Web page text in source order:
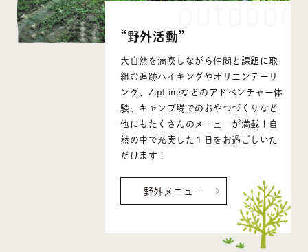
“野外活動”
大自然を満喫しながら仲間と課題に取
組む追跡ハイキングやオリエンテーリ
ング、ZipLineなどのアドベンチャー体
験、キャンプ場でのおやつづくりなど
他にもたくさんのメニューが満載！自
然の中で充実した１日をお過ごしいた
だけます！
野外メニュー